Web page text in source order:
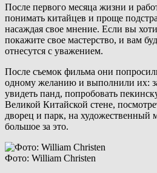
После первого месяца жизни и
понимать китайцев и проще
насаждая свое мнение. Если вы
покажите свое мастерство, и вам
отнесутся с уважением.
После съемок фильма они
одному желанию и выполнили их:
увидеть панд, попробовать
Великой Китайской стене,
дворец и парк, на художественный
большое за это.
Фото: William Christen